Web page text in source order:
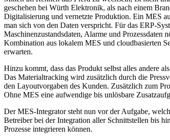
geschehen bei Würth Elektronik, als nach einem
Digitalisierung und vernetzte Produktion. Ein MES
man sich von den Daten verspricht. Für das ERP-
Maschinenzustandsdaten, Alarme und
Kombination aus lokalem MES und cloudbasierten
erwarten.
Hinzu kommt, dass das Produkt selbst alles andere
Das Materialtracking wird zusätzlich durch die
den Layoutvorgaben des Kunden. Zusätzlich zum
Ohne MES eine aufwendige bis unlösbare
Der MES-Integrator steht nun vor der Aufgabe,
Betreiber bei der Integration aller Schnittstellen bis
Prozesse integrieren können.